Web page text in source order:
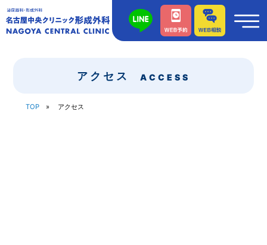
アクセス ACCESS
TOP アクセス